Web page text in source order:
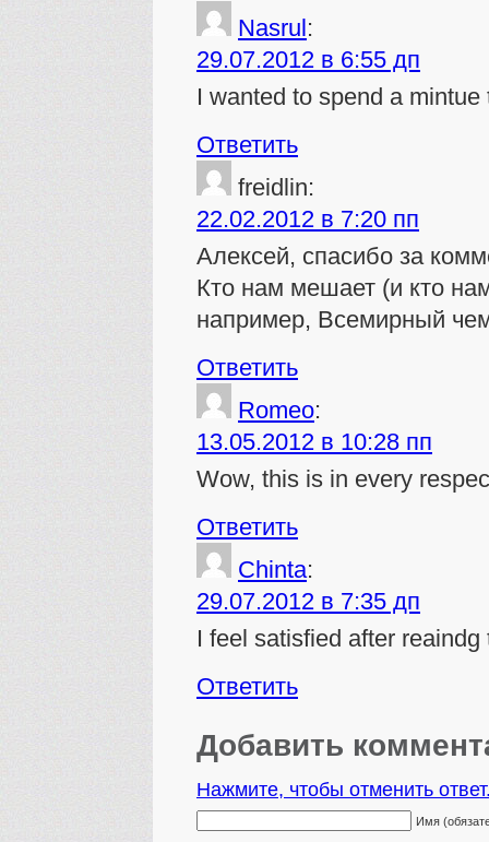
Nasrul:
29.07.2012 в 6:55 дп
I wanted to spend a
Ответить
freidlin:
22.02.2012 в 7:20 пп
Алексей, спасибо за
Кто нам мешает (и кто
например, Всемирный
Ответить
Romeo:
13.05.2012 в 10:28 пп
Wow, this is in every
Ответить
Chinta:
29.07.2012 в 7:35 дп
I feel satisfied after reaindg
Ответить
Добавить
Нажмите, чтобы отменить
Имя